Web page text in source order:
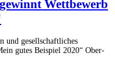
Wettbewerb
und gesellschaftliches
gutes Beispiel 2020“ Ober-